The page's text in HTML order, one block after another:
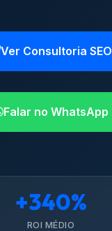
Ver Consultoria SEO
Falar no WhatsApp
+340%
ROI MÉDIO